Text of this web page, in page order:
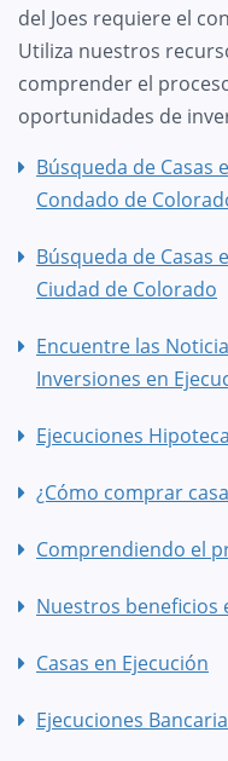
del Joes requiere el
Utiliza nuestros
comprender el
oportunidades de
Búsqueda de Casas
Condado de
Búsqueda de Casas
Ciudad de Colorado
Encuentre las
Inversiones en
Ejecuciones
¿Cómo comprar
Comprendiendo el
Nuestros beneficios
Casas en Ejecución
Ejecuciones